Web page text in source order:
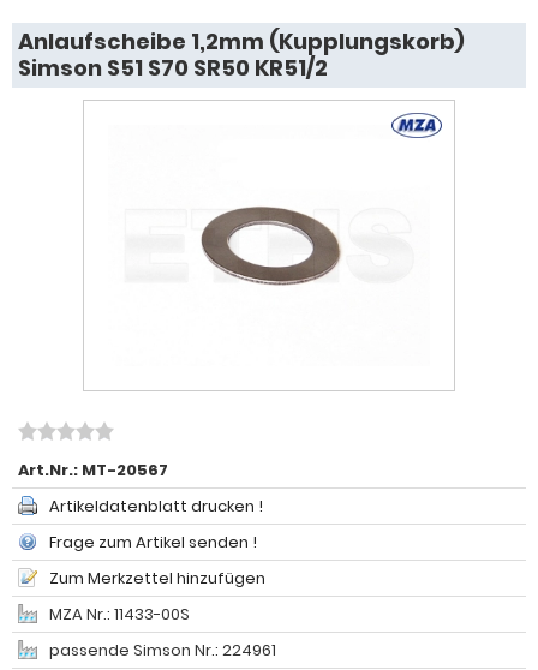
Anlaufscheibe 1,2mm (Kupplungskorb)
Simson S51 S70 SR50 KR51/2
Art.Nr.: MT-20567
Artikeldatenblatt drucken !
Frage zum Artikel senden !
Zum Merkzettel hinzufügen
MZA Nr.: 11433-00S
passende Simson Nr.: 224961